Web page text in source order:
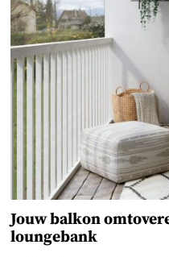
Jouw balkon
loungebank